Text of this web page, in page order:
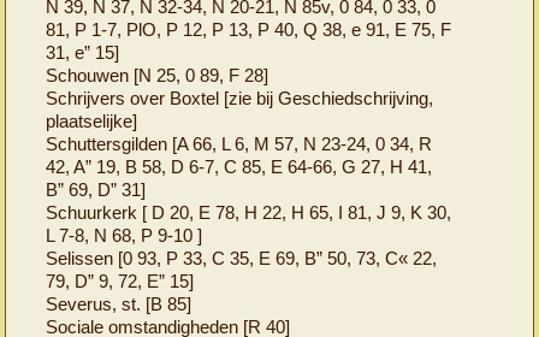
N 39, N 37, N 32-34, N 20-21, N 85v, 0 84, 0 33, 0
81, P 1-7, PlO, P 12, P 13, P 40, Q 38, e 91, E 75, F
31, e” 15]
Schouwen [N 25, 0 89, F 28]
Schrijvers over Boxtel [zie bij Geschiedschrijving,
plaatselijke]
Schuttersgilden [A 66, L 6, M 57, N 23-24, 0 34, R
42, A” 19, B 58, D 6-7, C 85, E 64-66, G 27, H 41,
B” 69, D” 31]
Schuurkerk [ D 20, E 78, H 22, H 65, I 81, J 9, K 30,
L 7-8, N 68, P 9-10 ]
Selissen [0 93, P 33, C 35, E 69, B” 50, 73, C« 22,
79, D” 9, 72, E” 15]
Severus, st. [B 85]
Sociale omstandigheden [R 40]